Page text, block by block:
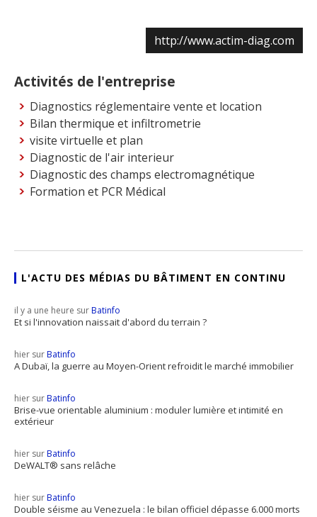
http://www.actim-diag.com
Activités de l'entreprise
Diagnostics réglementaire vente et location
Bilan thermique et infiltrometrie
visite virtuelle et plan
Diagnostic de l'air interieur
Diagnostic des champs electromagnétique
Formation et PCR Médical
L'ACTU DES MÉDIAS DU BÂTIMENT EN CONTINU
il y a une heure surBatinfo
Et si l'innovation naissait d'abord du terrain ?
hier surBatinfo
A Dubaï, la guerre au Moyen-Orient refroidit le marché immobilier
hier surBatinfo
Brise-vue orientable aluminium : moduler lumière et intimité en
extérieur
hier surBatinfo
DeWALT® sans relâche
hier surBatinfo
Double séisme au Venezuela : le bilan officiel dépasse 6.000 morts